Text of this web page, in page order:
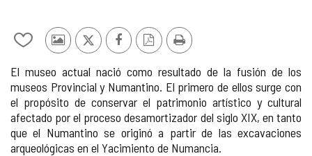
León
Añadir/quitar
mis
cuadernos
Fotos
otros
turistas
X FacebookVersiónImprimir
El museo actual nació como resultado de la fusión de los
museos Provincial y Numantino. El primero de ellos surge con
el propósito de conservar el patrimonio artístico y cultural
afectado por el proceso desamortizador del siglo XIX, en tanto
que el Numantino se originó a partir de las excavaciones
arqueológicas en el Yacimiento de Numancia.